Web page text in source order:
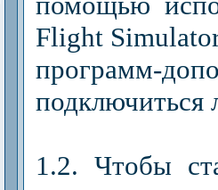
Flight
программ-
1.2. Чтобы